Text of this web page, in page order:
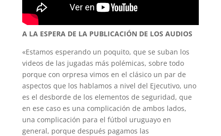
A LA ESPERA DE LA PUBLICACIÓN DE LOS AUDIOS
«Estamos esperando un poquito, que se suban los
videos de las jugadas más polémicas, sobre todo
porque con orpresa vimos en el clásico un par de
aspectos que los hablamos a nivel del Ejecutivo, uno
es el desborde de los elementos de seguridad, que
en ese caso es una complicación de ambos lados,
una complicación para el fútbol uruguayo en
general, porque después pagamos las